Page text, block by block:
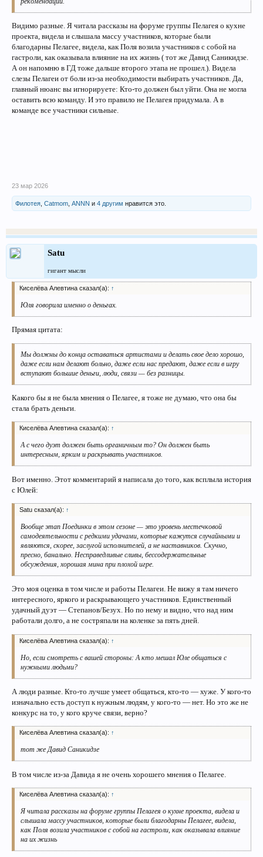
Видимо разные. Я читала рассказы на форуме группы Пелагея о кухне
проекта, видела и слышала массу участников, которые были
благодарны Пелагее, видела, как Поля возила участников с собой на
гастроли, как оказывала влияние на их жизнь ( тот же Давид Саникидзе.
А он напомню в ГД тоже дальше второго этапа не прошел.). Видела
слезы Пелагеи от боли из-за необходимости выбирать участников. Да,
главный нюанс вы игнорируете: Кто-то должен был уйти. Она не могла
оставить всю команду. И это правило не Пелагея придумала. А в
команде все участники сильные.
23 мар 2026
Филотея Catmom ANNN и 4 другим нравится это.
Satu
гигант мысли
Киселёва Алевтина сказал(а): ↑
Юля говорила именно о деньгах.
Прямая цитата:
Мы должны до конца оставаться артистами и делать свое дело хорошо,
даже если нам делают больно, даже если нас предают, даже если в игру
вступают большие деньги, люди, связи — без разницы.
Какого бы я не была мнения о Пелагее, я тоже не думаю, что она бы
стала брать деньги.
Киселёва Алевтина сказал(а): ↑
А с чего дуэт должен быть органичным то? Он должен быть
интересным, ярким и раскрывать участников.
Вот именно. Этот комментарий я написала до того, как всплыла история
с Юлей:
Satu сказал(а): ↑
Вообще этап Поединки в этом сезоне — это уровень местечковой
самодеятельности с редкими удачами, которые кажутся случайными и
являются, скорее, заслугой исполнителей, а не наставников. Скучно,
пресно, банально. Несправедливые сливы, бессодержательные
обсуждения, хорошая мина при плохой игре.
Это моя оценка в том числе и работы Пелагеи. Не вижу я там ничего
интересного, яркого и раскрывающего участников. Единственный
удачный дуэт — Степанов/Безух. Но по нему и видно, что над ним
работали долго, а не состряпали на коленке за пять дней.
Киселёва Алевтина сказал(а): ↑
Но, если смотреть с вашей стороны: А кто мешал Юле общаться с
нужными людьми?
А люди разные. Кто-то лучше умеет общаться, кто-то — хуже. У кого-то
изначально есть доступ к нужным людям, у кого-то — нет. Но это же не
конкурс на то, у кого круче связи, верно?
Киселёва Алевтина сказал(а): ↑
тот же Давид Саникидзе
В том числе из-за Давида я не очень хорошего мнения о Пелагее.
Киселёва Алевтина сказал(а): ↑
Я читала рассказы на форуме группы Пелагея о кухне проекта, видела и
слышала массу участников, которые были благодарны Пелагее, видела,
как Поля возила участников с собой на гастроли, как оказывала влияние
на их жизнь